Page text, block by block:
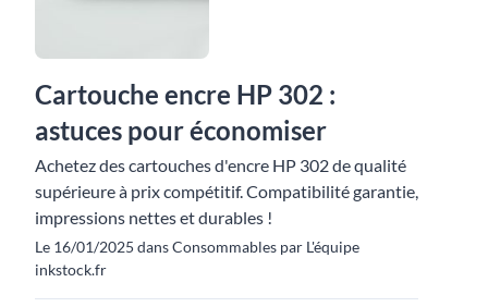
Cartouche encre HP 302 :
astuces pour économiser
Achetez des cartouches d'encre HP 302 de qualité
supérieure à prix compétitif. Compatibilité garantie,
impressions nettes et durables !
Le 16/01/2025 dans Consommables par L'équipe
inkstock.fr